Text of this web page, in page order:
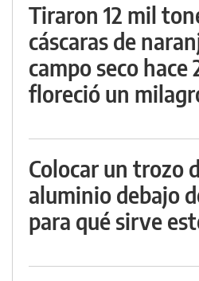
Tiraron 12 mil
cáscaras de
campo seco hace
floreció un
Colocar un trozo
aluminio debajo
para qué sirve